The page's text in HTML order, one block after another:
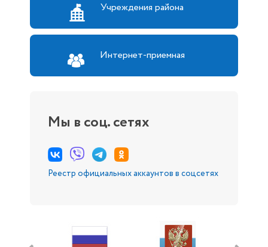
Учреждения района
Интернет-приемная
Мы в соц. сетях
Реестр официальных аккаунтов в соцсетях